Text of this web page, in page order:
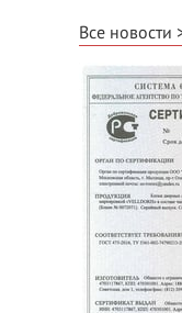
Все новости